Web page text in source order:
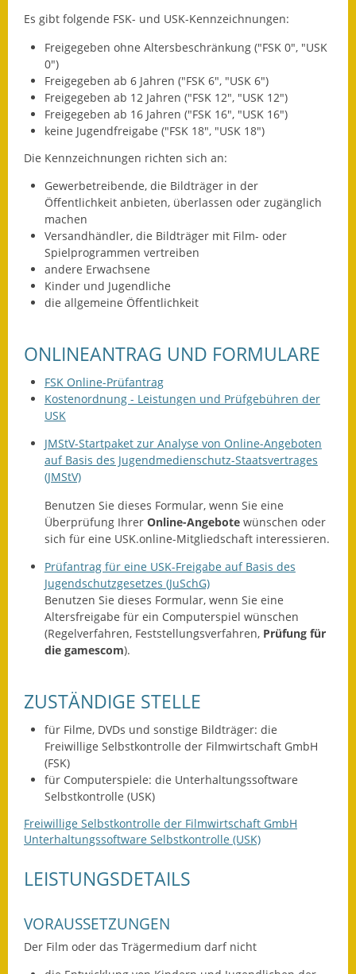
Nachhaltigkeitsbericht
Notfallplanung
Ortsplan
Schadensmeldung
Straßenbau
Landesstraße
Umleitungsplan
Buslinie 168
Bauhof Notzingen
Beratungsstellen im
Landkreis
Dienstleistungen
Formulare
Fundbehörde
Sitzungsberichte 2015
Sitzungsberichte 2016
Sitzungsberichte 2017
Sitzungsberichte 2019
Sitzungsberichte 2020
Gemeindeverwaltung
Haushalt & Finanzen
Es gibt folgende FSK- und USK-Kennzeichnungen:
Freigegeben ohne Altersbeschränkung ("FSK 0", "USK
0")
Freigegeben ab 6 Jahren ("FSK 6", "USK 6")
Freigegeben ab 12 Jahren ("FSK 12", "USK 12")
Freigegeben ab 16 Jahren ("FSK 16", "USK 16")
keine Jugendfreigabe ("FSK 18", "USK 18")
Die Kennzeichnungen richten sich an:
Gewerbetreibende, die Bildträger in der
Öffentlichkeit anbieten, überlassen oder zugänglich
machen
Versandhändler, die Bildträger mit Film- oder
Spielprogrammen vertreiben
andere Erwachsene
Kinder und Jugendliche
die allgemeine Öffentlichkeit
ONLINEANTRAG UND FORMULARE
FSK Online-Prüfantrag
Kostenordnung - Leistungen und Prüfgebühren der
USK
JMStV-Startpaket zur Analyse von Online-Angeboten
auf Basis des Jugendmedienschutz-Staatsvertrages
(JMStV)
Benutzen Sie dieses Formular, wenn Sie eine
Überprüfung Ihrer Online-Angebotewünschen oder
sich für eine USK.online-Mitgliedschaft interessieren.
Prüfantrag für eine USK-Freigabe auf Basis des
Jugendschutzgesetzes (JuSchG)
Benutzen Sie dieses Formular, wenn Sie eine
Altersfreigabe für ein Computerspiel wünschen
(Regelverfahren, Feststellungsverfahren, Prüfung für
die gamescom).
ZUSTÄNDIGE STELLE
für Filme, DVDs und sonstige Bildträger: die
Freiwillige Selbstkontrolle der Filmwirtschaft GmbH
(FSK)
für Computerspiele: die Unterhaltungssoftware
Selbstkontrolle (USK)
Freiwillige Selbstkontrolle der Filmwirtschaft GmbH
Unterhaltungssoftware Selbstkontrolle (USK)
LEISTUNGSDETAILS
VORAUSSETZUNGEN
Der Film oder das Trägermedium darf nicht